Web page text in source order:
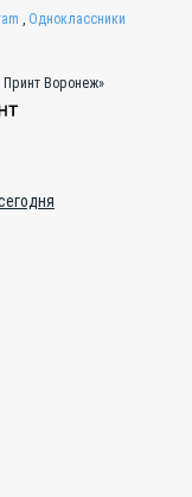
Одноклассники
Воронеж»